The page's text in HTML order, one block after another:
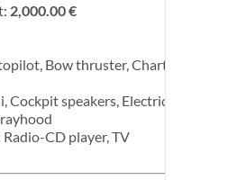
2,000.00 €
Bow thruster, Chart plotter in
Cockpit speakers, Electric toilet,
Radio-CD player, TV